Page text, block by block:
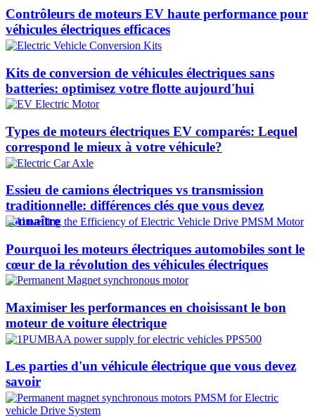
Contrôleurs de moteurs EV haute performance pour
véhicules électriques efficaces
Kits de conversion de véhicules électriques sans
batteries: optimisez votre flotte aujourd'hui
Types de moteurs électriques EV comparés: Lequel
correspond le mieux à votre véhicule?
Essieu de camions électriques vs transmission
traditionnelle: différences clés que vous devez
connaître
Pourquoi les moteurs électriques automobiles sont le
cœur de la révolution des véhicules électriques
Maximiser les performances en choisissant le bon
moteur de voiture électrique
Les parties d'un véhicule électrique que vous devez
savoir